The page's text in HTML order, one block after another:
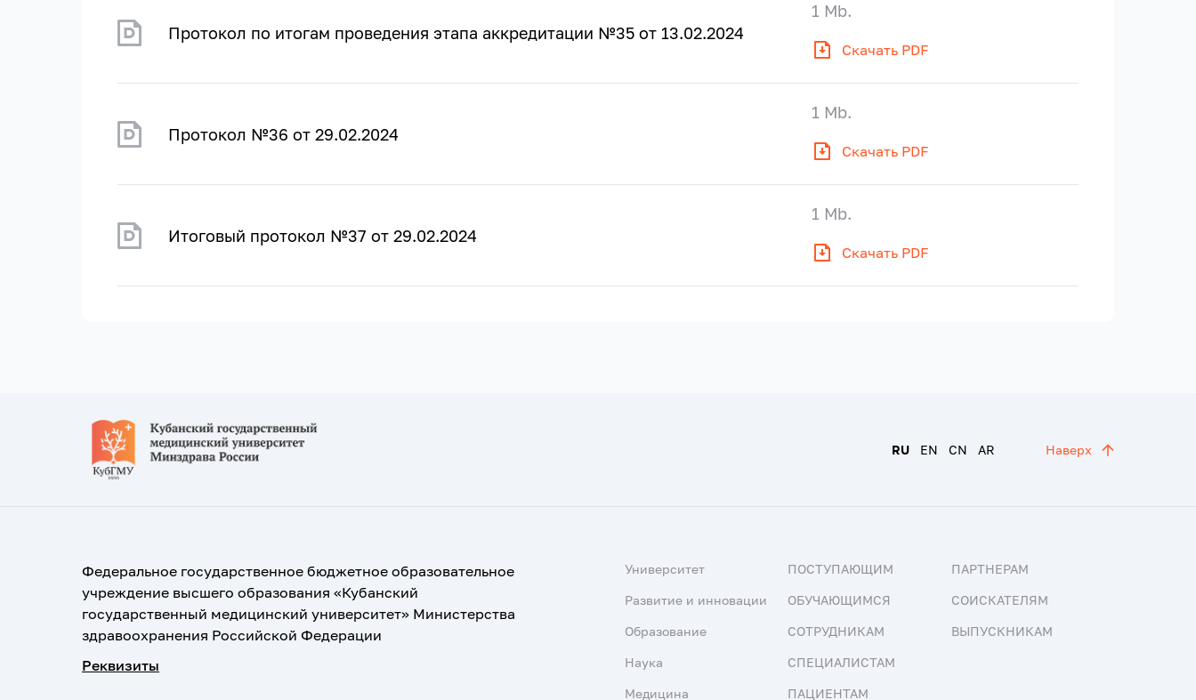
Протокол по итогам проведения этапа аккредитации №35 от 13.02.2024
Скачать PDF
1 Mb.
Протокол №36 от 29.02.2024
Скачать PDF
1 Mb.
Итоговый протокол №37 от 29.02.2024
Скачать PDF
1 Mb.
RU EN CN AR Наверх
Федеральное государственное бюджетное образовательное
учреждение высшего образования «Кубанский
государственный медицинский университет» Министерства
здравоохранения Российской Федерации
Реквизиты
Университет
Развитие и инновации
Образование
Наука
Медицина
ПОСТУПАЮЩИМ
ОБУЧАЮЩИМСЯ
СОТРУДНИКАМ
СПЕЦИАЛИСТАМ
ПАЦИЕНТАМ
ПАРТНЕРАМ
СОИСКАТЕЛЯМ
ВЫПУСКНИКАМ